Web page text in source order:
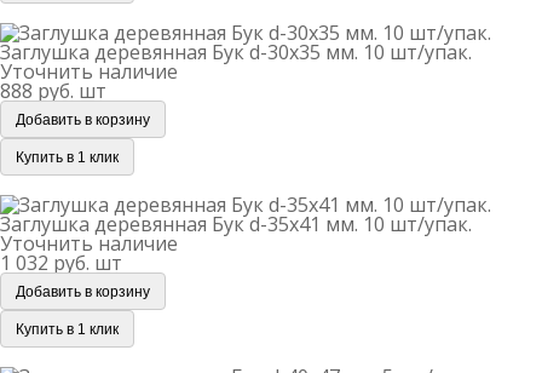
Заглушка деревянная Бук d-30х35 мм. 10 шт/упак.
Уточнить наличие
888 руб. шт
Добавить в корзину
Купить в 1 клик
Заглушка деревянная Бук d-35х41 мм. 10 шт/упак.
Уточнить наличие
1 032 руб. шт
Добавить в корзину
Купить в 1 клик